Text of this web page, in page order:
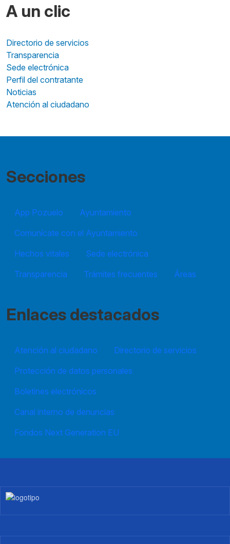
A un clic
Directorio de servicios
Transparencia
Sede electrónica
Perfil del contratante
Noticias
Atención al ciudadano
Secciones
App Pozuelo
Ayuntamiento
Comunícate con el Ayuntamiento
Hechos vitales
Sede electrónica
Transparencia
Trámites frecuentes Áreas
Enlaces destacados
Atención al ciudadano
Directorio de servicios
Protección de datos personales
Boletines electrónicos
Canal interno de denuncias
Fondos Next Generation EU
Imagen